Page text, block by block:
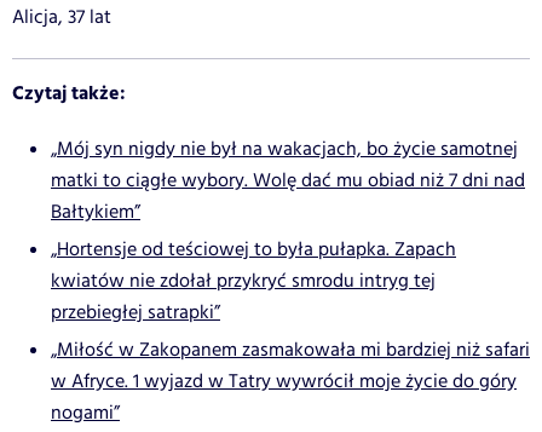
Alicja, 37 lat
Czytaj także:
„Mój syn nigdy nie był na wakacjach, bo życie samotnej
matki to ciągłe wybory. Wolę dać mu obiad niż 7 dni nad
Bałtykiem”
„Hortensje od teściowej to była pułapka. Zapach
kwiatów nie zdołał przykryć smrodu intryg tej
przebiegłej satrapki”
„Miłość w Zakopanem zasmakowała mi bardziej niż safari
w Afryce. 1 wyjazd w Tatry wywrócił moje życie do góry
nogami”